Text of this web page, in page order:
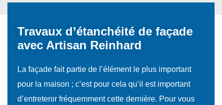
Travaux d’étanchéité de façade
avec Artisan Reinhard
La façade fait partie de l’élément le plus important
pour la maison ; c’est pour cela qu’il est important
d’entretenir fréquemment cette dernière. Pour vous